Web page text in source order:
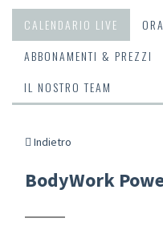
CALENDARIO LIVE
ABBONAMENTI & PREZZI
IL NOSTRO TEAM
Indietro
BodyWork